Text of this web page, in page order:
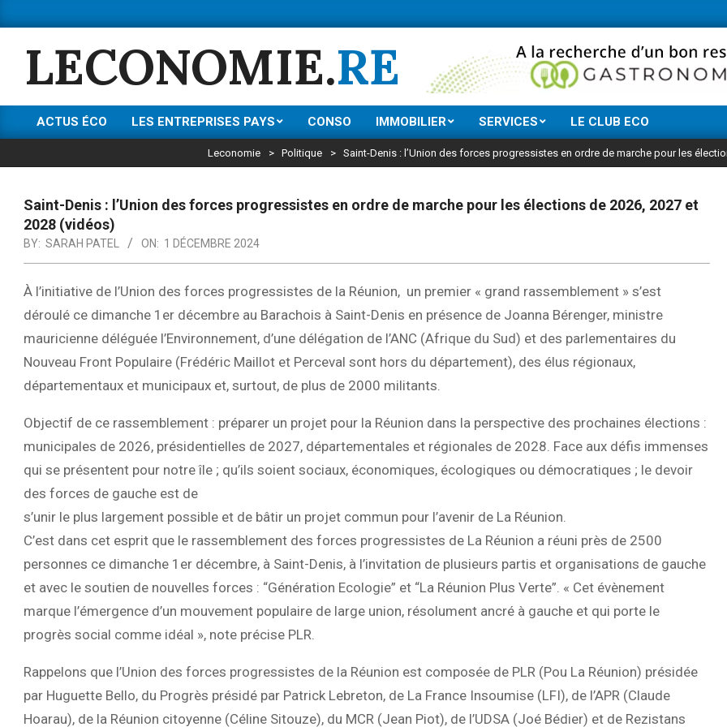
to
content
Ne manquez rien de l’actu
LECONOMIE.RE
Primary
Menu
ACTUS ÉCO LES ENTREPRISES PAYS CONSO IMMOBILIER SERVICES LE CLUB ECO
Leconomie > Politique > Saint-Denis : l’Union des forces progressistes en ordre de marche pour les
Saint-Denis : l’Union des forces progressistes en ordre de marche pour les élections de 2026, 2027 et
2028 (vidéos)
BY: SARAH PATEL ON: 1 DÉCEMBRE 2024
À l’initiative de l’Union des forces progressistes de la Réunion, un premier « grand rassemblement » s’est
déroulé ce dimanche 1er décembre au Barachois à Saint-Denis en présence de Joanna Bérenger, ministre
mauricienne déléguée l’Environnement, d’une délégation de l’ANC (Afrique du Sud) et des parlementaires du
Nouveau Front Populaire (Frédéric Maillot et Perceval sont hors du département), des élus régionaux,
départementaux et municipaux et, surtout, de plus de 2000 militants.
Objectif de ce rassemblement : préparer un projet pour la Réunion dans la perspective des prochaines élections :
municipales de 2026, présidentielles de 2027, départementales et régionales de 2028. Face aux défis immenses
qui se présentent pour notre île ; qu’ils soient sociaux, économiques, écologiques ou démocratiques ; le devoir
des forces de gauche est de
s’unir le plus largement possible et de bâtir un projet commun pour l’avenir de La Réunion.
C’est dans cet esprit que le rassemblement des forces progressistes de La Réunion a réuni près de 2500
personnes ce dimanche 1er décembre, à Saint-Denis, à l’invitation de plusieurs partis et organisations de gauche
et avec le soutien de nouvelles forces : “Génération Ecologie” et “La Réunion Plus Verte”. « Cet évènement
marque l’émergence d’un mouvement populaire de large union, résolument ancré à gauche et qui porte le
progrès social comme idéal », note précise PLR.
Rappelons que l’Union des forces progressistes de la Réunion est composée de PLR (Pou La Réunion) présidée
par Huguette Bello, du Progrès présidé par Patrick Lebreton, de La France Insoumise (LFI), de l’APR (Claude
Hoarau), de la Réunion citoyenne (Céline Sitouze), du MCR (Jean Piot), de l’UDSA (Joé Bédier) et de Rezistans